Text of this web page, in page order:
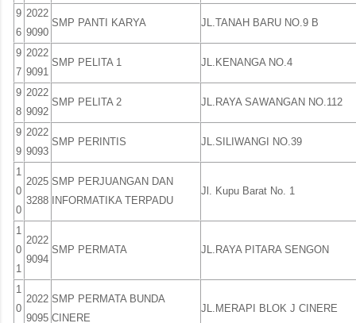
9
6
2022
9090
SMP PANTI KARYA JL.TANAH BARU NO.9 B
9
7
2022
9091
SMP PELITA 1 JL.KENANGA NO.4
9
8
2022
9092
SMP PELITA 2 JL.RAYA SAWANGAN NO.112
9
9
2022
9093
SMP PERINTIS JL.SILIWANGI NO.39
1
0
0
2025
3288
SMP PERJUANGAN DAN
INFORMATIKA TERPADU
Jl. Kupu Barat No. 1
1
0
1
2022
9094
SMP PERMATA JL.RAYA PITARA SENGON
1
0
2022
9095
SMP PERMATA BUNDA
CINERE
JL.MERAPI BLOK J CINERE